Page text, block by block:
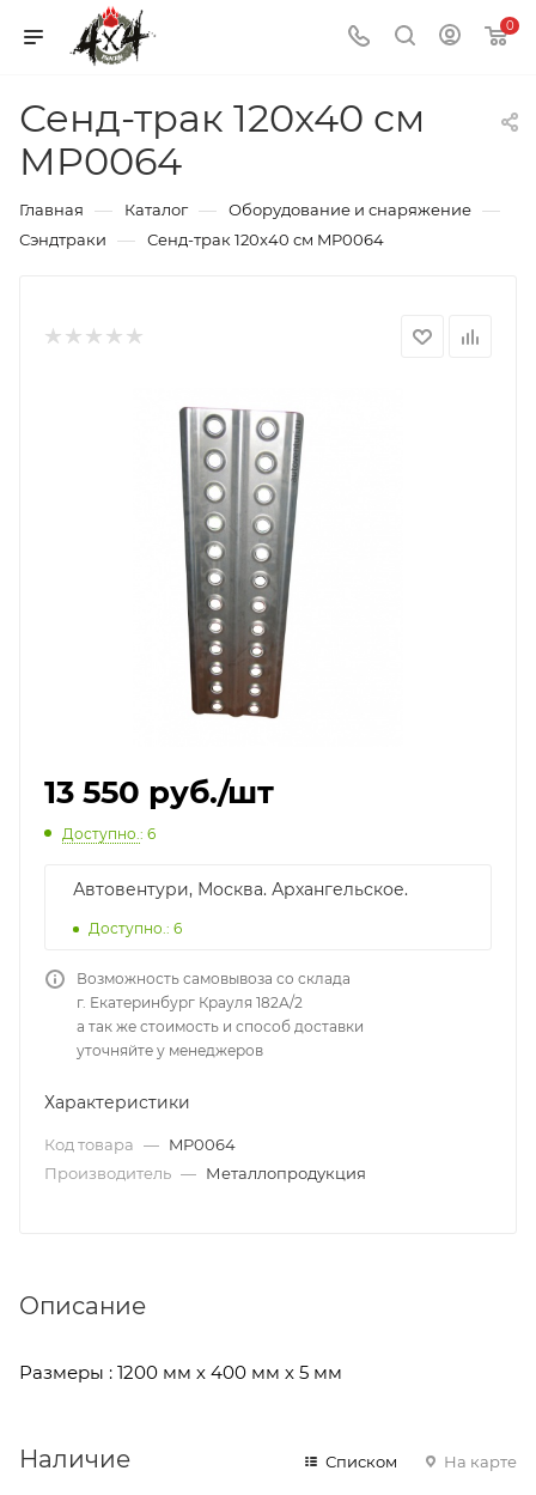
0
Сенд-трак 120x40 см
MP0064
Главная — Каталог — Оборудование и снаряжение —
Сэндтраки — Сенд-трак 120x40 см MP0064
13 550 руб./шт
Доступно. : 6
Автовентури, Москва. Архангельское.
Доступно.: 6
Возможность самовывоза со склада
г. Екатеринбург Крауля 182А/2
а так же стоимость и способ доставки
уточняйте у менеджеров
Характеристики
Код товара — MP0064
Производитель — Металлопродукция
Описание
Размеры : 1200 мм х 400 мм х 5 мм
Наличие Списком На карте